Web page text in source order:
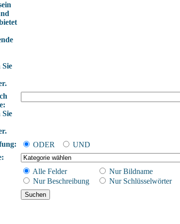
Sie
Sie
ODER
UND
Alle Felder
Nur Bildname
Nur Beschreibung
Nur Schlüsselwörter